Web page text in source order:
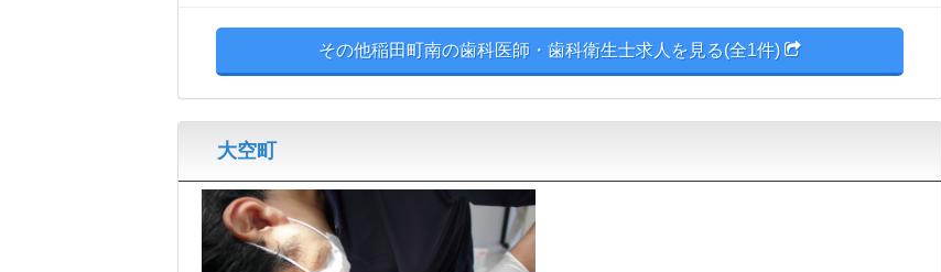
その他稲田町南の歯科医師・歯科衛生士求人を見る(全1件)
大空町